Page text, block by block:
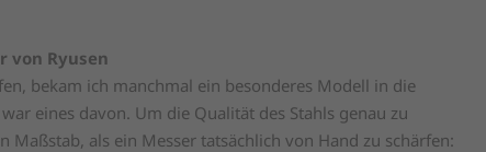
von Ryusen
bekam ich manchmal ein besonderes Modell in die
eines davon. Um die Qualität des Stahls genau zu
Maßstab, als ein Messer tatsächlich von Hand zu schärfen: